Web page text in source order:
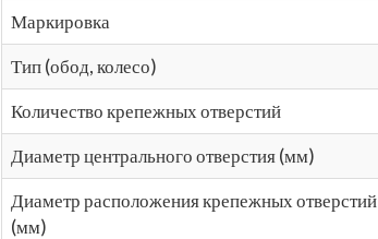
Маркировка
Тип (обод, колесо)
Количество крепежных отверстий
Диаметр центрального отверстия (мм)
Диаметр расположения крепежных отверстий
(мм)